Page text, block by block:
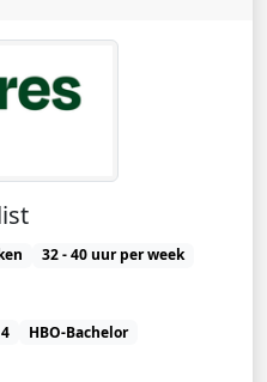
32 - 40 uur per week
HBO-Bachelor